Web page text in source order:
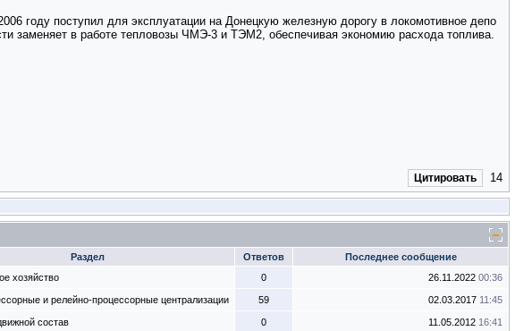
году поступил для эксплуатации на Донецкую железную дорогу в локомотивное депо
заменяет в работе тепловозы ЧМЭ-3 и ТЭМ2, обеспечивая экономию расхода топлива.
Цитировать 14
Раздел Ответов
Последнее сообщение
хозяйство 0 26.11.2022 00:36
и релейно-процессорные централизации 59 02.03.2017 11:45
состав 0 11.05.2012 16:41